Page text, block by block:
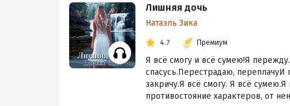
Лишняя дочь
Натаэль Зика
4.7 Премиум
Я всё смогу и всё сумею!Я
спасусь.Перестрадаю, переплачуИ
закричу.Я всё смогу. Я всё
противостояние характеров, от